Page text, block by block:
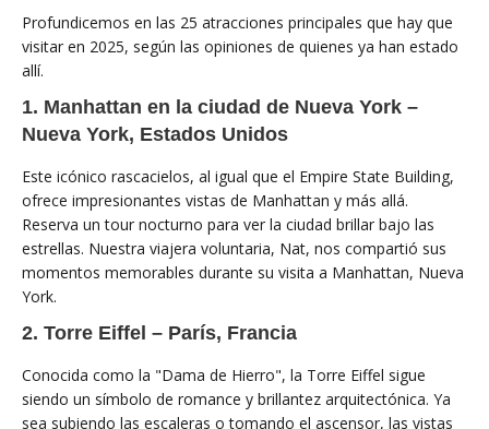
Profundicemos en las 25 atracciones principales que hay que
visitar en 2025, según las opiniones de quienes ya han estado
allí.
1. Manhattan en la ciudad de Nueva York –
Nueva York, Estados Unidos
Este icónico rascacielos, al igual que el Empire State Building,
ofrece impresionantes vistas de Manhattan y más allá.
Reserva un tour nocturno para ver la ciudad brillar bajo las
estrellas. Nuestra viajera voluntaria, Nat, nos compartió sus
momentos memorables durante su visita a Manhattan, Nueva
York.
2. Torre Eiffel – París, Francia
Conocida como la "Dama de Hierro", la Torre Eiffel sigue
siendo un símbolo de romance y brillantez arquitectónica. Ya
sea subiendo las escaleras o tomando el ascensor, las vistas